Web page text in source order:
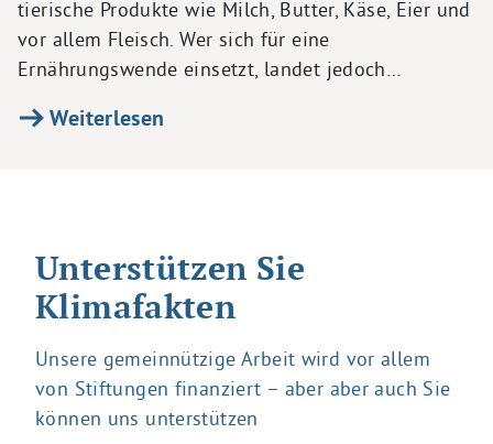
tierische Produkte wie Milch, Butter, Käse, Eier und
vor allem Fleisch. Wer sich für eine
Ernährungswende einsetzt, landet jedoch…
Weiterlesen
Unterstützen Sie
Klimafakten
Unsere gemeinnützige Arbeit wird vor allem
von Stiftungen finanziert – aber aber auch Sie
können uns unterstützen